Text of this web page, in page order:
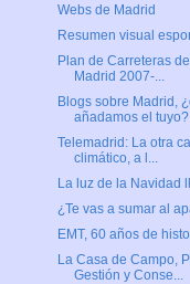
Webs de Madrid
Resumen visual
Plan de Carreteras
Madrid 2007-...
Blogs sobre Madrid,
añadamos el tuyo?
Telemadrid: La otra
climático, a l...
La luz de la Navidad
¿Te vas a sumar al
EMT, 60 años de
La Casa de Campo,
Gestión y Conse...